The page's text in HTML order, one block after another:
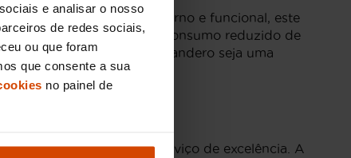
e analisar o nosso
de redes sociais,
ou que foram
que consente a sua
no painel de
pelo seu design moderno e funcional, este
o Sandero oferece um consumo reduzido de
faz com que o Dacia Sandero seja uma
usufrui de um serviço de excelência. A